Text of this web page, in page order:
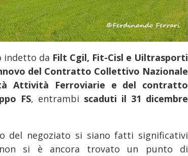
indetto da Filt Cgil, Fit-Cisl e Uiltrasporti
del Contratto Collettivo Nazionale
Attività Ferroviarie e del contratto
FS, entrambi scaduti il 31 dicembre
del negoziato si siano fatti significativi
si è ancora trovato un punto di